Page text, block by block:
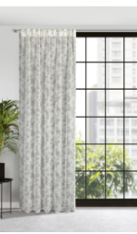
z lekkej